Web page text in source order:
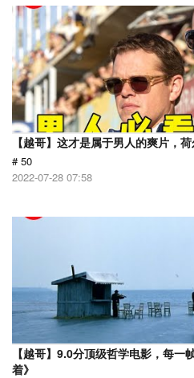
【越哥】这才是属于男人的爽片，
# 50
2022-07-28 07:58
【越哥】9.0分顶级哲学电影，每
着》